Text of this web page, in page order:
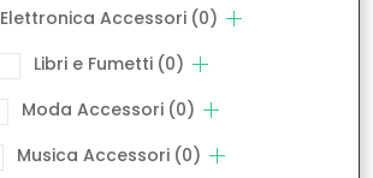
Elettronica Accessori (0)
Libri e Fumetti (0)
Moda Accessori (0)
Musica Accessori (0)